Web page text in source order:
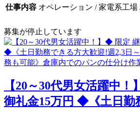
仕事内容 オペレーション / 家電系工場
募集が停止しています
【20～30代男女活躍中
御礼金15万円 ◆《土日勤